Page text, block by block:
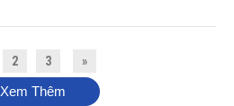
2 3 »
Xem Thêm